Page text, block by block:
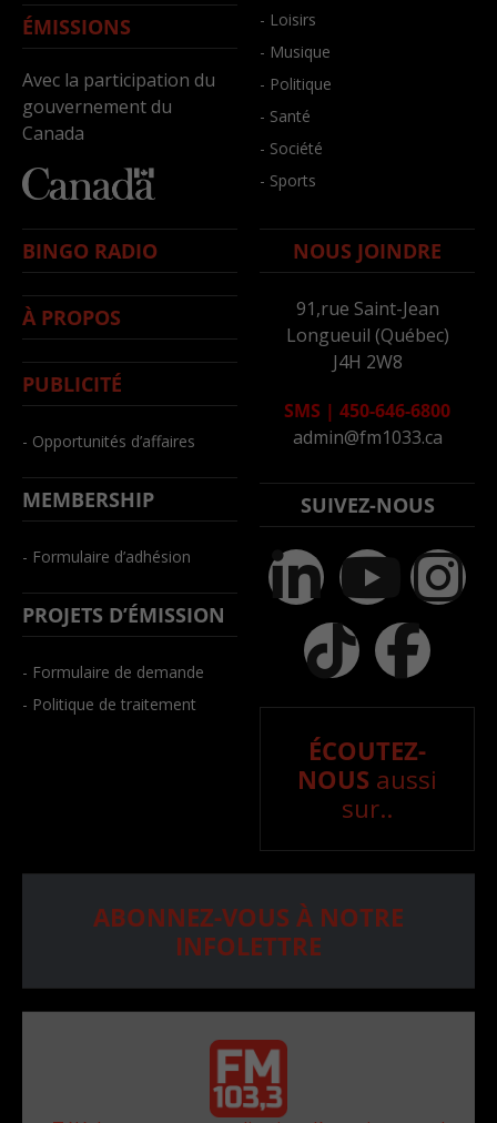
ÉMISSIONS
Avec la participation du
gouvernement du
Canada
- Loisirs
- Musique
- Politique
- Santé
- Société
- Sports
BINGO RADIO
À PROPOS
PUBLICITÉ
- Opportunités d’affaires
MEMBERSHIP
- Formulaire d’adhésion
PROJETS D’ÉMISSION
- Formulaire de demande
- Politique de traitement
NOUS JOINDRE
91,rue Saint-Jean
Longueuil (Québec)
J4H 2W8
SMS | 450-646-6800
admin@fm1033.ca
SUIVEZ-NOUS
ÉCOUTEZ-
NOUS aussi
sur..
ABONNEZ-VOUS À NOTRE
INFOLETTRE